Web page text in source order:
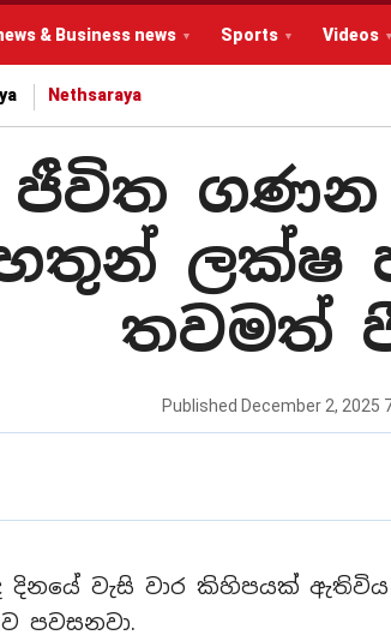
& Business news Sports Videos
Nethsaraya
ජීවිත ගණන
ලක්ෂ
තවමත්
Published December 2, 2025
වැසි වාර කිහිපයක්
පවසනවා.